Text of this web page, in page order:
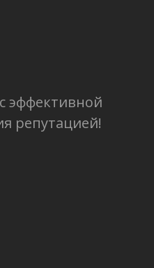
эффективной
репутацией!